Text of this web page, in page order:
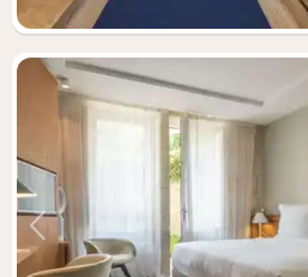
Forrige billede